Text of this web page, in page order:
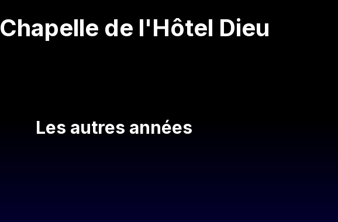
Chapelle de l'Hôtel Dieu
Les autres années